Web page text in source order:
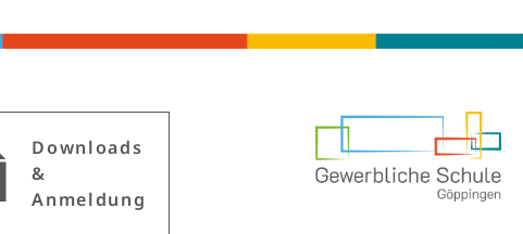
Down­loads
&
Anmeldung